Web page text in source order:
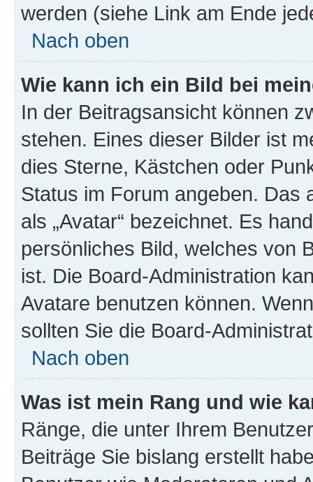
werden (siehe Link am Ende
Nach oben
Wie kann ich ein Bild bei
In der Beitragsansicht können
stehen. Eines dieser Bilder ist
dies Sterne, Kästchen oder
Status im Forum angeben. Das
als „Avatar“ bezeichnet. Es
persönliches Bild, welches von
ist. Die Board-Administration
Avatare benutzen können.
sollten Sie die Board-
Nach oben
Was ist mein Rang und wie
Ränge, die unter Ihrem
Beiträge Sie bislang erstellt